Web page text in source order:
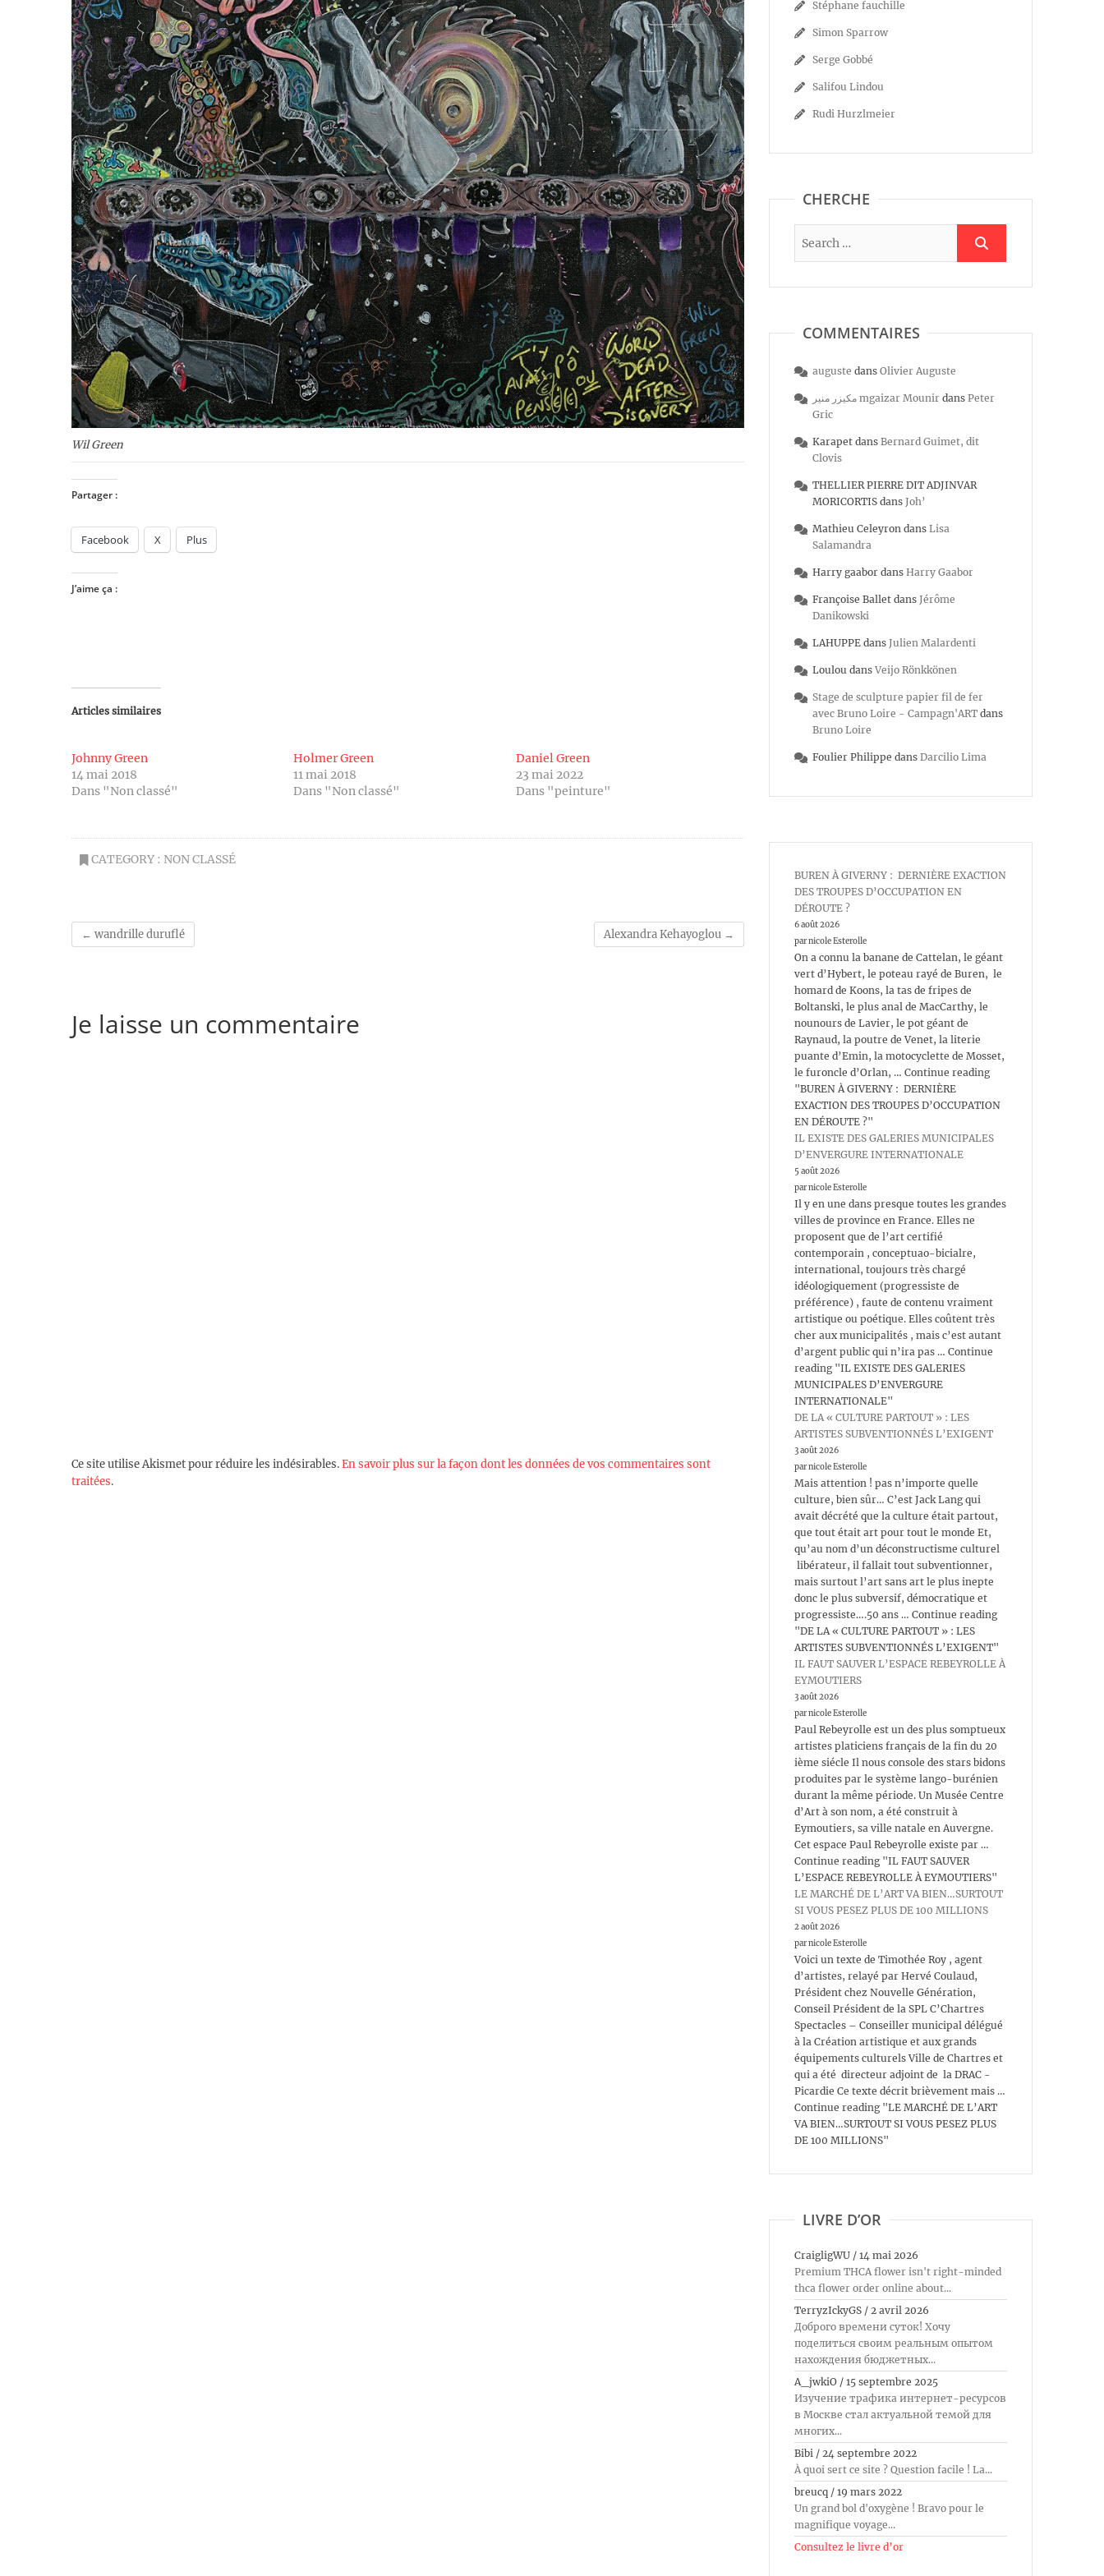
Wil Green
Partager :
Facebook X Plus
J’aime ça :
Articles similaires
Johnny Green
14 mai 2018
Dans "Non classé"
Holmer Green
11 mai 2018
Dans "Non classé"
Daniel Green
23 mai 2022
Dans "peinture"
CATEGORY : NON CLASSÉ
← wandrille duruflé Alexandra Kehayoglou →
Je laisse un commentaire
Ce site utilise Akismet pour réduire les indésirables.En savoir plus sur la façon dont les données de vos commentaires sont
traitées.
Stéphane fauchille
Simon Sparrow
Serge Gobbé
Salifou Lindou
Rudi Hurzlmeier
CHERCHE
COMMENTAIRES
auguste dans Olivier Auguste
مكيزر منير mgaizar Mounir dans Peter
Gric
Karapet dans Bernard Guimet, dit
Clovis
THELLIER PIERRE DIT ADJINVAR
MORICORTIS dans Joh’
Mathieu Celeyron dans Lisa
Salamandra
Harry gaabor dans Harry Gaabor
Françoise Ballet dans Jérôme
Danikowski
LAHUPPE dans Julien Malardenti
Loulou dans Veijo Rönkkönen
Stage de sculpture papier fil de fer
avec Bruno Loire - Campagn'ART dans
Bruno Loire
Foulier Philippe dans Darcilio Lima
BUREN À GIVERNY : DERNIÈRE EXACTION
DES TROUPES D’OCCUPATION EN
DÉROUTE ?
6 août 2026
par nicole Esterolle
On a connu la banane de Cattelan, le géant
vert d’Hybert, le poteau rayé de Buren, le
homard de Koons, la tas de fripes de
Boltanski, le plus anal de MacCarthy, le
nounours de Lavier, le pot géant de
Raynaud, la poutre de Venet, la literie
puante d’Emin, la motocyclette de Mosset,
le furoncle d’Orlan, … Continue reading
"BUREN À GIVERNY : DERNIÈRE
EXACTION DES TROUPES D’OCCUPATION
EN DÉROUTE ?"
IL EXISTE DES GALERIES MUNICIPALES
D’ENVERGURE INTERNATIONALE
5 août 2026
par nicole Esterolle
Il y en une dans presque toutes les grandes
villes de province en France. Elles ne
proposent que de l’art certifié
contemporain , conceptuao-bicialre,
international, toujours très chargé
idéologiquement (progressiste de
préférence) , faute de contenu vraiment
artistique ou poétique. Elles coûtent très
cher aux municipalités , mais c’est autant
d’argent public qui n’ira pas … Continue
reading "IL EXISTE DES GALERIES
MUNICIPALES D’ENVERGURE
INTERNATIONALE"
DE LA « CULTURE PARTOUT » : LES
ARTISTES SUBVENTIONNÉS L’EXIGENT
3 août 2026
par nicole Esterolle
Mais attention ! pas n’importe quelle
culture, bien sûr… C’est Jack Lang qui
avait décrété que la culture était partout,
que tout était art pour tout le monde Et,
qu’au nom d’un déconstructisme culturel
libérateur, il fallait tout subventionner,
mais surtout l’art sans art le plus inepte
donc le plus subversif, démocratique et
progressiste….50 ans … Continue reading
"DE LA « CULTURE PARTOUT » : LES
ARTISTES SUBVENTIONNÉS L’EXIGENT"
IL FAUT SAUVER L’ESPACE REBEYROLLE À
EYMOUTIERS
3 août 2026
par nicole Esterolle
Paul Rebeyrolle est un des plus somptueux
artistes platiciens français de la fin du 20
ième siécle Il nous console des stars bidons
produites par le système lango-burénien
durant la même période. Un Musée Centre
d’Art à son nom, a été construit à
Eymoutiers, sa ville natale en Auvergne.
Cet espace Paul Rebeyrolle existe par …
Continue reading "IL FAUT SAUVER
L’ESPACE REBEYROLLE À EYMOUTIERS"
LE MARCHÉ DE L’ART VA BIEN…SURTOUT
SI VOUS PESEZ PLUS DE 100 MILLIONS
2 août 2026
par nicole Esterolle
Voici un texte de Timothée Roy , agent
d’artistes, relayé par Hervé Coulaud,
Président chez Nouvelle Génération,
Conseil Président de la SPL C’Chartres
Spectacles – Conseiller municipal délégué
à la Création artistique et aux grands
équipements culturels Ville de Chartres et
qui a été directeur adjoint de la DRAC -
Picardie Ce texte décrit brièvement mais …
Continue reading "LE MARCHÉ DE L’ART
VA BIEN…SURTOUT SI VOUS PESEZ PLUS
DE 100 MILLIONS"
LIVRE D’OR
CraigligWU / 14 mai 2026
Premium THCA flower isn't right-minded
thca flower order online about...
TerryzIckyGS / 2 avril 2026
Доброго времени суток! Хочу
поделиться своим реальным опытом
нахождения бюджетных...
A_jwkiO / 15 septembre 2025
Изучение трафика интернет-ресурсов
в Москве стал актуальной темой для
многих...
Bibi / 24 septembre 2022
À quoi sert ce site ? Question facile ! La...
breucq / 19 mars 2022
Un grand bol d'oxygène ! Bravo pour le
magnifique voyage...
Consultez le livre d’or